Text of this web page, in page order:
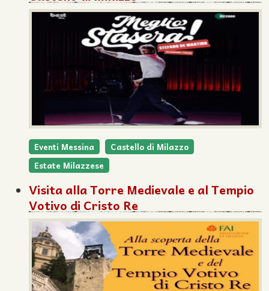
Eventi Messina
Castello di Milazzo
Estate Milazzese
Visita alla Torre Medievale e al Tempio
Votivo di Cristo Re